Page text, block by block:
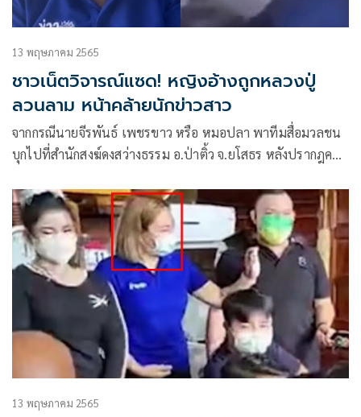
13 พฤษภาคม 2565
ชาวเน็ตวิจารณ์แซด! หญิงอ้างถูกหลวงปู่
ลวนลาม หน้าคล้ายนักข่าวสาว
จากกรณีนายจีรพันธ์ เพชรขาว หรือ หมอปลา พาทีมสื่อมวลชน
บุกไปที่สำนักสงฆ์ดงสว่างธรรม อ.ป่าติ้ว จ.ยโสธร หลังปรากฎคลิป
เป็นที่วิพากษ์วิจารณ์จำนวนมาก หนึ่งในนั้นมีประเด็นที่นักข่าว
หญิงรายหนึ่ง
13 พฤษภาคม 2565